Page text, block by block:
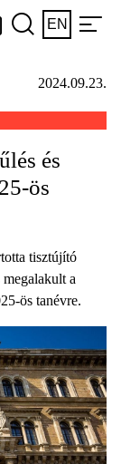
EN
2024.09.23.
és
ös
tisztújító
a
ös tanévre.